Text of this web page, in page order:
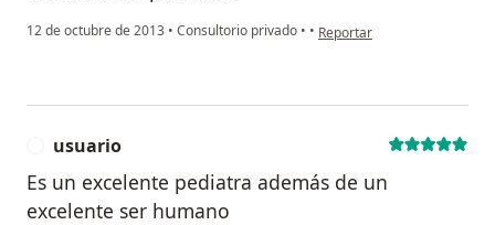
12 de octubre de 2013 • Consultorio privado • • en opinión del usuario
Reportar
usuario
Es un excelente pediatra además de un
excelente ser humano